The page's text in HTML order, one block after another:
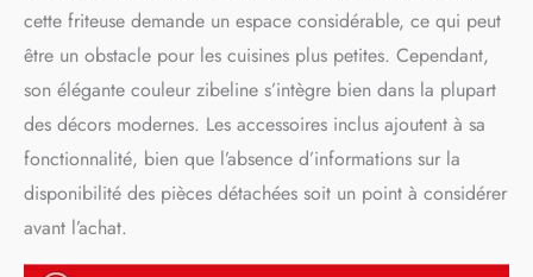
quotidiens
cette friteuse demande un espace considérable, ce qui peut
être un obstacle pour les cuisines plus petites. Cependant,
son élégante couleur zibeline s’intègre bien dans la plupart
des décors modernes. Les accessoires inclus ajoutent à sa
fonctionnalité, bien que l’absence d’informations sur la
disponibilité des pièces détachées soit un point à considérer
avant l’achat.